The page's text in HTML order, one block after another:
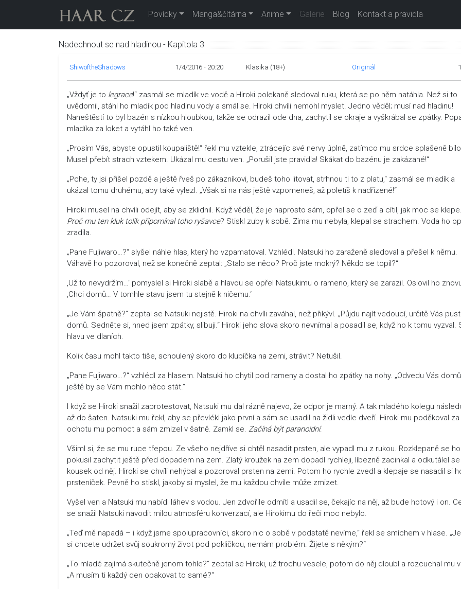
Povídky Manga&čítárna Anime Galerie Blog Kontakt a pravidla
Nadechnout se nad hladinou - Kapitola 3
ShiwoftheShadows 1/4/2016 - 20:20 Klasika (18+) Originál
„Vždyť je to legrace!“ zasmál se mladík ve vodě a Hiroki polekaně sledoval ruku, která se po něm natáhla. Než si to
uvědomil, stáhl ho mladík pod hladinu vody a smál se. Hiroki chvíli nemohl myslet. Jedno věděl; musí nad hladinu!
Naneštěstí to byl bazén s nízkou hloubkou, takže se odrazil ode dna, zachytil se okraje a vyškrábal se zpátky.
mladíka za loket a vytáhl ho také ven.
„Prosím Vás, abyste opustil koupaliště!“ řekl mu vztekle, ztrácejíc své nervy úplně, zatímco mu srdce splašeně
Musel přebít strach vztekem. Ukázal mu cestu ven. „Porušil jste pravidla! Skákat do bazénu je zakázané!“
„Pche, ty jsi přišel pozdě a ještě řveš po zákazníkovi, budeš toho litovat, strhnou ti to z platu,“ zasmál se mladík a
ukázal tomu druhému, aby také vylezl. „Však si na nás ještě vzpomeneš, až poletíš k nadřízené!“
Hiroki musel na chvíli odejít, aby se zklidnil. Když věděl, že je naprosto sám, opřel se o zeď a cítil, jak moc se klepe.
Proč mu ten kluk tolik připomínal toho ryšavce? Stiskl zuby k sobě. Zima mu nebyla, klepal se strachem. Voda ho
zradila.
„Pane Fujiwaro…?“ slyšel náhle hlas, který ho vzpamatoval. Vzhlédl. Natsuki ho zaraženě sledoval a přešel k němu.
Váhavě ho pozoroval, než se konečně zeptal: „Stalo se něco? Proč jste mokrý? Někdo se topil?“
‚Už to nevydržím…‘ pomyslel si Hiroki slabě a hlavou se opřel Natsukimu o rameno, který se zarazil. Oslovil ho
‚Chci domů… V tomhle stavu jsem tu stejně k ničemu.‘
„Je Vám špatně?“ zeptal se Natsuki nejistě. Hiroki na chvíli zaváhal, než přikývl. „Půjdu najít vedoucí, určitě Vás
domů. Sedněte si, hned jsem zpátky, slibuji.“ Hiroki jeho slova skoro nevnímal a posadil se, když ho k tomu vyzval.
hlavu ve dlaních.
Kolik času mohl takto tiše, schoulený skoro do klubíčka na zemi, strávit? Netušil.
„Pane Fujiwaro…?“ vzhlédl za hlasem. Natsuki ho chytil pod rameny a dostal ho zpátky na nohy. „Odvedu Vás
ještě by se Vám mohlo něco stát.“
I když se Hiroki snažil zaprotestovat, Natsuki mu dal rázně najevo, že odpor je marný. A tak mladého kolegu
až do šaten. Natsuki mu řekl, aby se převlékl jako první a sám se usadil na židli vedle dveří. Hiroki mu poděkoval
ochotu mu pomoct a sám zmizel v šatně. Zamkl se. Začíná být paranoidní.
Všiml si, že se mu ruce třepou. Ze všeho nejdříve si chtěl nasadit prsten, ale vypadl mu z rukou. Rozklepaně se ho
pokusil zachytit ještě před dopadem na zem. Zlatý kroužek na zem dopadl rychleji, líbezně zacinkal a odkutálel se
kousek od něj. Hiroki se chvíli nehýbal a pozoroval prsten na zemi. Potom ho rychle zvedl a klepaje se nasadil si
prsteníček. Pevně ho stiskl, jakoby si myslel, že mu každou chvíle může zmizet.
Vyšel ven a Natsuki mu nabídl láhev s vodou. Jen zdvořile odmítl a usadil se, čekajíc na něj, až bude hotový i on.
se snažil Natsuki navodit milou atmosféru konverzací, ale Hirokimu do řeči moc nebylo.
„Teď mě napadá – i když jsme spolupracovníci, skoro nic o sobě v podstatě nevíme,“ řekl se smíchem v hlase.
si chcete udržet svůj soukromý život pod pokličkou, nemám problém. Žijete s někým?“
„To mladé zajímá skutečně jenom tohle?“ zeptal se Hiroki, už trochu vesele, potom do něj dloubl a rozcuchal mu
„A musím ti každý den opakovat to samé?“